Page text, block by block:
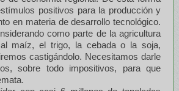
positivos para la producción y
en materia de desarrollo tecnológico.
como parte de la agricultura
maíz, el trigo, la cebada o la soja,
castigándolo. Necesitamos darle
sobre todo impositivos, para que